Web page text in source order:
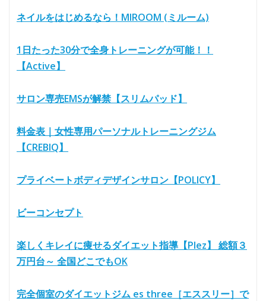
ネイルをはじめるなら！MIROOM (ミルーム)
1日たった30分で全身トレーニングが可能！！
【Active】
サロン専売EMSが解禁【スリムパッド】
料金表｜女性専用パーソナルトレーニングジム
【CREBIQ】
プライベートボディデザインサロン【POLICY】
ビーコンセプト
楽しくキレイに痩せるダイエット指導【Plez】 総額３
万円台～ 全国どこでもOK
完全個室のダイエットジム es three［エススリー］で